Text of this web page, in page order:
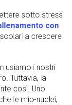
sotto stress
con
a crescere
usiamo i nostri
Tuttavia, la
così. Uno
le mio-nuclei,